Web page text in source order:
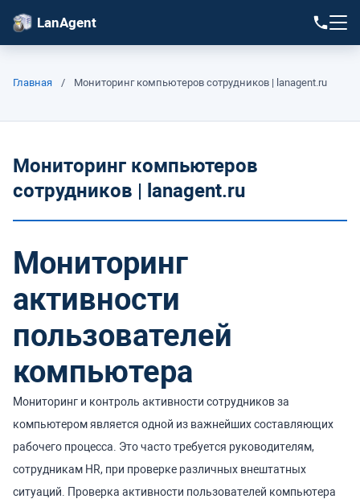
LanAgent
Главная / Мониторинг компьютеров сотрудников | lanagent.ru
Мониторинг компьютеров
сотрудников | lanagent.ru
Мониторинг
активности
пользователей
компьютера
Мониторинг и контроль активности сотрудников за
компьютером является одной из важнейших составляющих
рабочего процесса. Это часто требуется руководителям,
сотрудникам HR, при проверке различных внештатных
ситуаций. Проверка активности пользователей компьютера